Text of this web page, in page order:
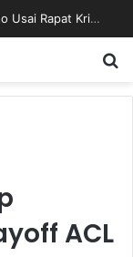
FIFA Tunjukkan Dukungan untuk Infantino Usai Rapat Krisis di Maroko
ACL